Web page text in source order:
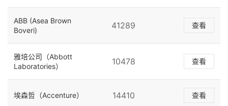
ABB (Asea Brown
Boveri)
41289 查看
雅培公司（Abbott
Laboratories）
10478 查看
埃森哲（Accenture） 14410 查看